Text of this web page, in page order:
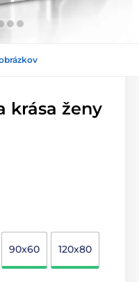
krása ženy
90x60 120x80